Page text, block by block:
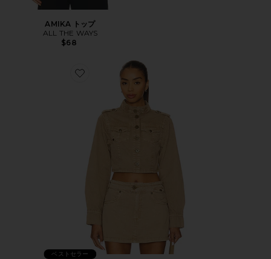
AMIKA トップ
ALL THE WAYS
$68
Favorite ジャケット
ベストセラー